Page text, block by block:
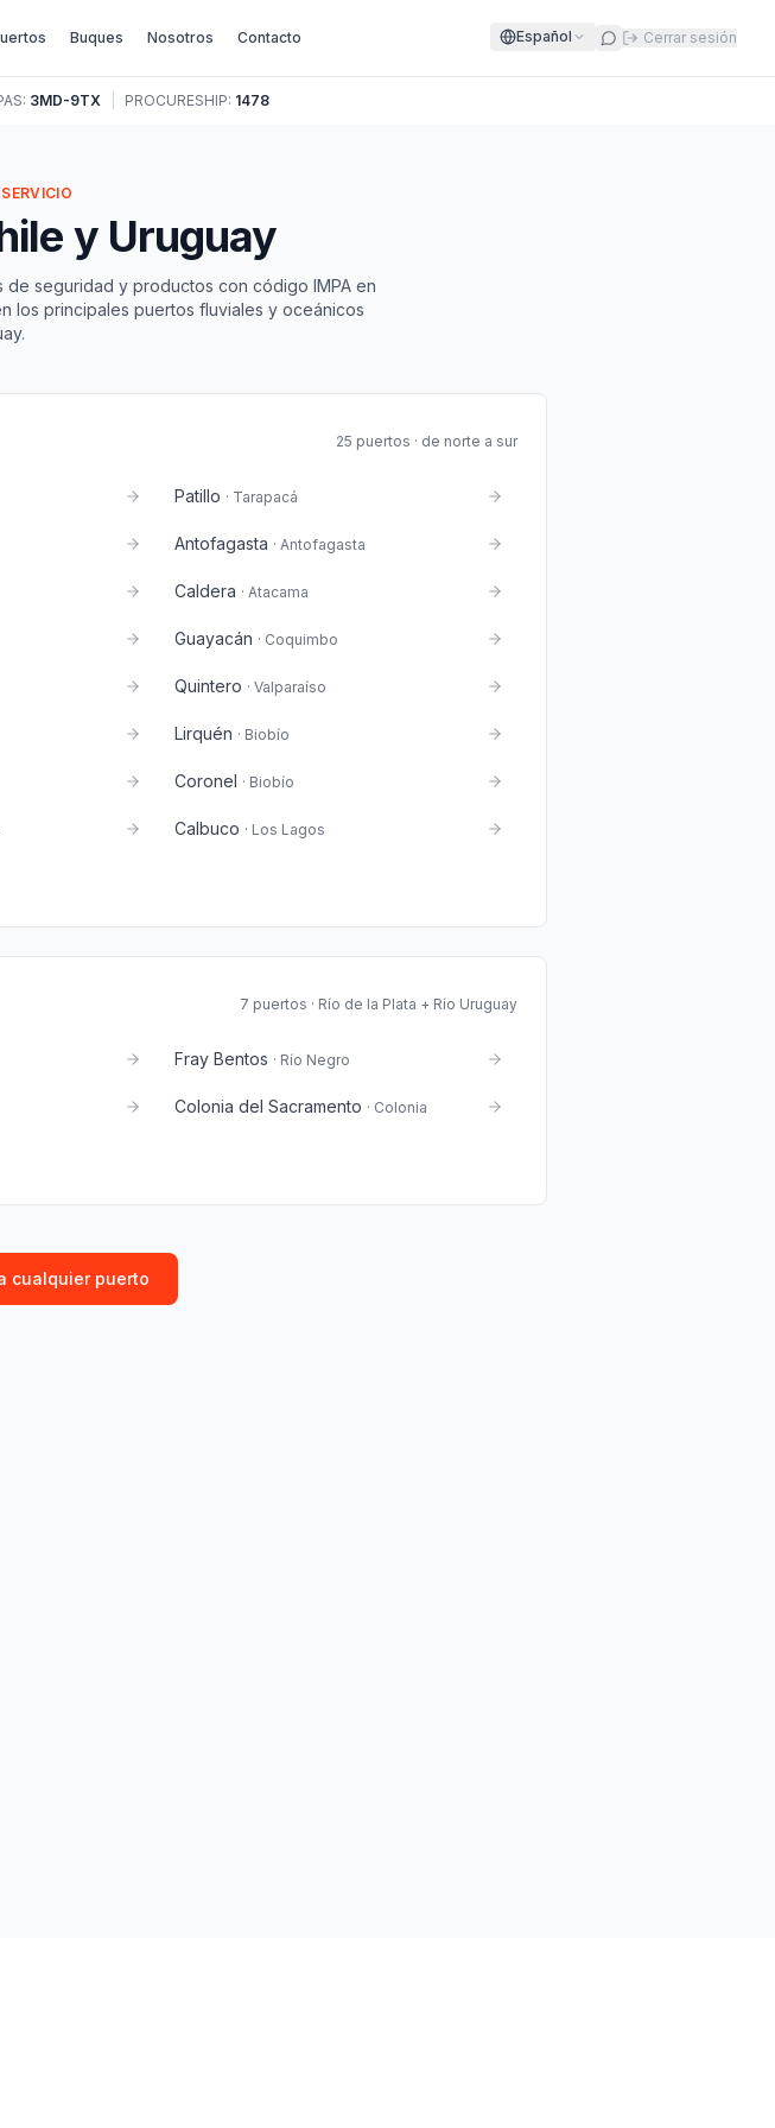
Buques Nosotros Contacto Español Cerrar sesión
3MD-9TX PROCURESHIP: 1478
y Uruguay
de seguridad y productos con código IMPA en
los principales puertos fluviales y oceánicos
25 puertos · de norte a sur
Patillo · Tarapacá
Antofagasta ·Antofagasta
Caldera ·Atacama
Guayacán · Coquimbo
Quintero ·Valparaíso
Lirquén · Biobío
Coronel · Biobío
Calbuco · Los Lagos
7 puertos · Río de la Plata + Río Uruguay
Fray Bentos · Río Negro
Colonia del Sacramento · Colonia
cualquier puerto